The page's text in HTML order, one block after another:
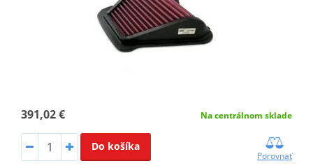
391,02 € Na centrálnom sklade
Do košíka
Porovnať